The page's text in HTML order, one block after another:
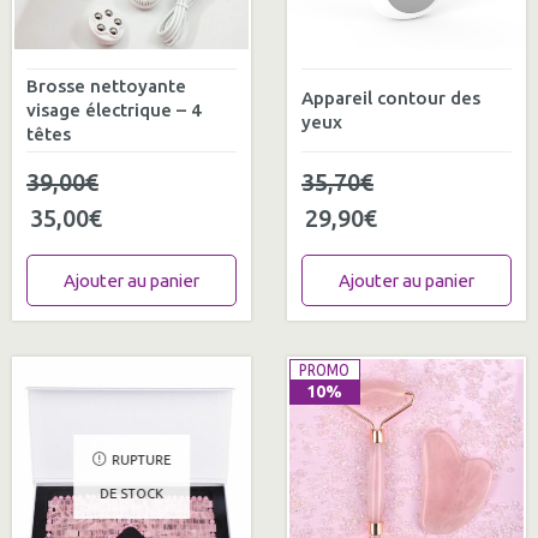
Brosse nettoyante
visage électrique – 4
têtes
39,00€
35,00€
Ajouter au panier
Appareil contour des
yeux
35,70€
29,90€
Ajouter au panier
RUPTURE
DE STOCK
PROMO
10%